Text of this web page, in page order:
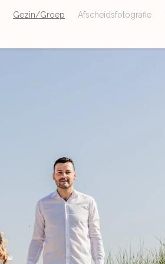
Gezin/Groep Afscheidsfotografie